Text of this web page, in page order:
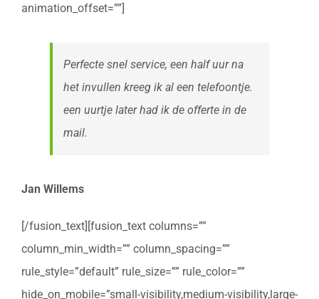
animation_offset=””]
Perfecte snel service, een half uur na
het invullen kreeg ik al een telefoontje.
een uurtje later had ik de offerte in de
mail.
Jan Willems
[/fusion_text][fusion_text columns=””
column_min_width=”” column_spacing=””
rule_style=”default” rule_size=”” rule_color=””
hide_on_mobile=”small-visibility,medium-visibility,large-